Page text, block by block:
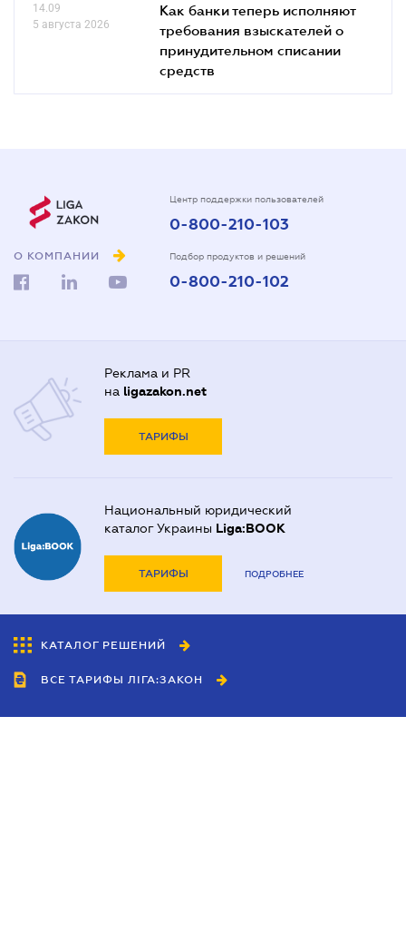
14.09
5 августа 2026
Как банки теперь исполняют
требования взыскателей о
принудительном списании
средств
О КОМПАНИИ
Центр поддержки пользователей
0-800-210-103
Подбор продуктов и решений
0-800-210-102
Реклама и PR
на ligazakon.net
ТАРИФЫ
Национальный юридический
каталог Украины Liga:BOOK
ТАРИФЫ ПОДРОБНЕЕ
КАТАЛОГ РЕШЕНИЙ
ВСЕ ТАРИФЫ ЛІГА:ЗАКОН